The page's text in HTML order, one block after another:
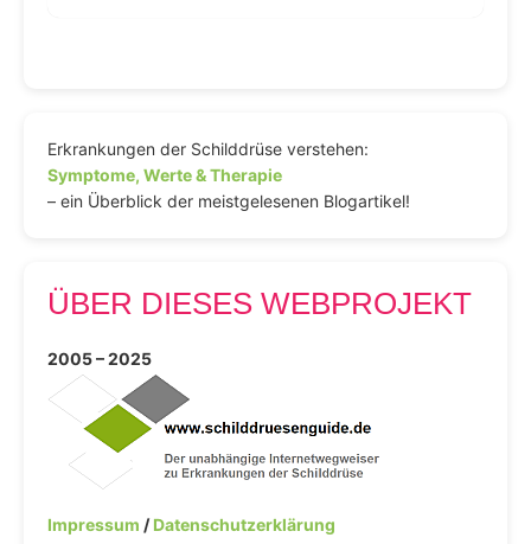
Erkrankungen der Schilddrüse verstehen:
Symptome, Werte & Therapie
– ein Überblick der meistgelesenen Blogartikel!
ÜBER DIESES WEBPROJEKT
2005 – 2025
Impressum /Datenschutzerklärung